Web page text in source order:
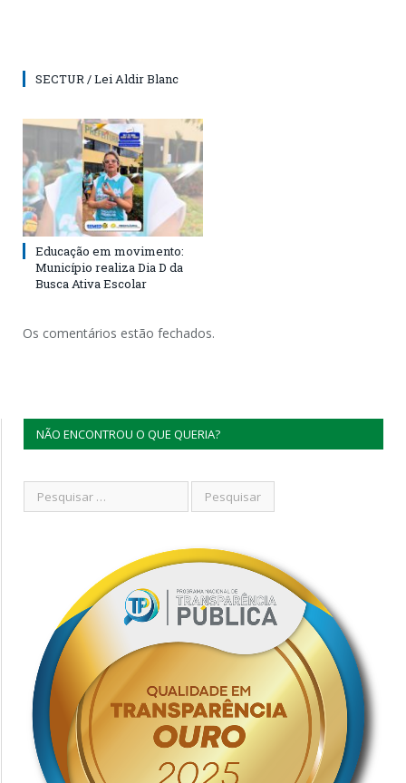
SECTUR / Lei Aldir Blanc
Educação em movimento:
Município realiza Dia D da
Busca Ativa Escolar
Os comentários estão fechados.
NÃO ENCONTROU O QUE QUERIA?